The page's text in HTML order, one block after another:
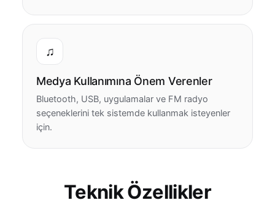
♫
Medya Kullanımına Önem Verenler
Bluetooth, USB, uygulamalar ve FM radyo
seçeneklerini tek sistemde kullanmak isteyenler
için.
Teknik Özellikler